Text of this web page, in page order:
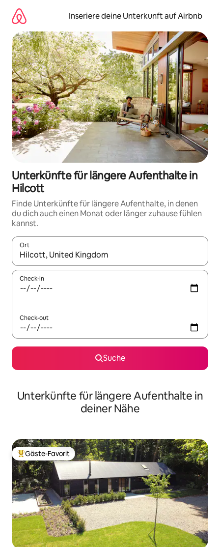
Inhalten
springen
Inseriere deine Unterkunft auf Airbnb
Unterkünfte für längere Aufenthalte in
Hilcott
Finde Unterkünfte für längere Aufenthalte, in denen
du dich auch einen Monat oder länger zuhause fühlen
kannst.
Ort
Wenn Ergebnisse verfügbar sind, navigiere mit den
Check-in
Check-out
Suche
Unterkünfte für längere Aufenthalte in
deiner Nähe
Beliebter Gäste-Favorit.
Gäste-Favorit